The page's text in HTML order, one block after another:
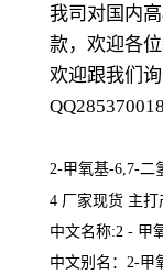
我司对国内
款，欢迎各
欢迎跟我们
2-甲氧基-6,7-二
4 厂家现货 主
中文名称:2 - 甲
中文别名： 2-甲